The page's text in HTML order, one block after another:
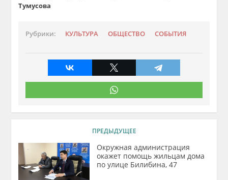
Тумусова
Рубрики: КУЛЬТУРА ОБЩЕСТВО СОБЫТИЯ
ПРЕДЫДУЩЕЕ
Окружная администрация
окажет помощь жильцам дома
по улице Билибина, 47